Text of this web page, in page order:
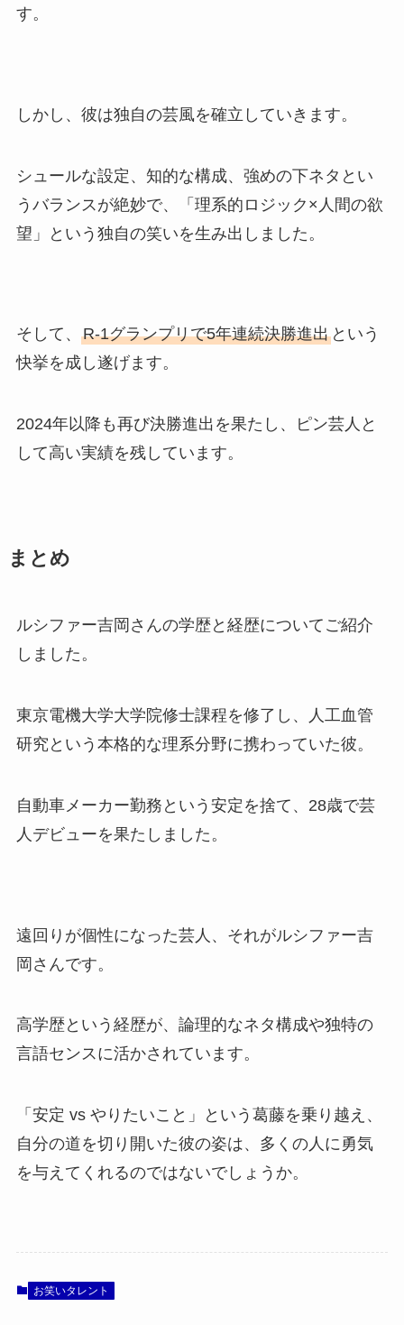
す。
しかし、彼は独自の芸風を確立していきます。
シュールな設定、知的な構成、強めの下ネタとい
うバランスが絶妙で、「理系的ロジック×人間の欲
望」という独自の笑いを生み出しました。
そして、 R-1グランプリで5年連続決勝進出という
快挙を成し遂げます。
2024年以降も再び決勝進出を果たし、ピン芸人と
して高い実績を残しています。
まとめ
ルシファー吉岡さんの学歴と経歴についてご紹介
しました。
東京電機大学大学院修士課程を修了し、人工血管
研究という本格的な理系分野に携わっていた彼。
自動車メーカー勤務という安定を捨て、28歳で芸
人デビューを果たしました。
遠回りが個性になった芸人、それがルシファー吉
岡さんです。
高学歴という経歴が、論理的なネタ構成や独特の
言語センスに活かされています。
「安定 vs やりたいこと」という葛藤を乗り越え、
自分の道を切り開いた彼の姿は、多くの人に勇気
を与えてくれるのではないでしょうか。
お笑いタレント